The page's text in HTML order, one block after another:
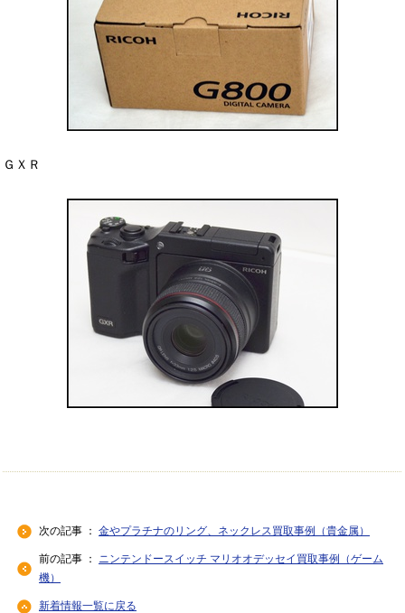
ＧＸＲ
次の記事 ： 金やプラチナのリング、ネックレス買取事例（貴金属）
前の記事 ： ニンテンドースイッチ マリオオデッセイ買取事例（ゲーム
機）
新着情報一覧に戻る